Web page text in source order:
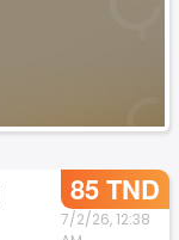
85 TND
7/2/26, 12:38